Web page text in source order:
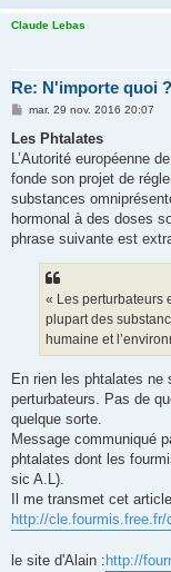
Claude Lebas
Re: N'importe quoi ?
M
s
a
g
mar. 29 nov. 2016 20:07
Les Phtalates
L’Autorité européenne
fonde son projet de
substances
hormonal à des doses
phrase suivante est
« Les perturbateurs
plupart des
humaine et
En rien les phtalates ne
perturbateurs. Pas de
quelque sorte.
Message communiqué
phtalates dont les
sic A.L).
Il me transmet cet
http://
le site d'Alain : http://